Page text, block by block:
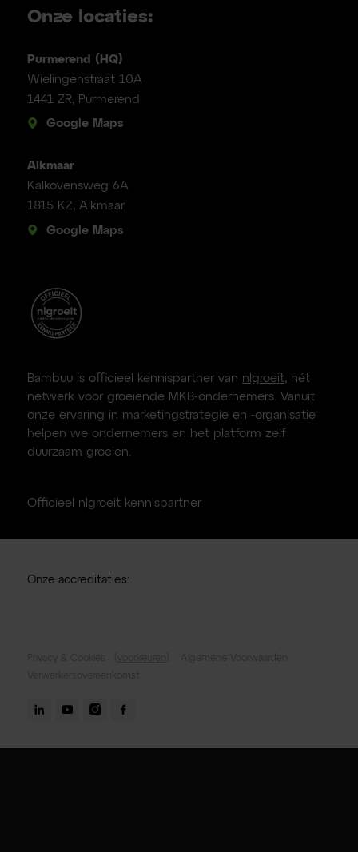
Onze locaties:
Purmerend (HQ)
Wielingenstraat 10A
1441 ZR, Purmerend
Google Maps
Alkmaar
Kalkovensweg 6A
1815 KZ, Alkmaar
Google Maps
Bambuu is officieel kennispartner van nlgroeit, hét
netwerk voor groeiende MKB-ondernemers. Vanuit
onze ervaring in marketingstrategie en -organisatie
helpen we ondernemers en het platform zelf
duurzaam groeien.
Officieel nlgroeit kennispartner
Onze accreditaties: